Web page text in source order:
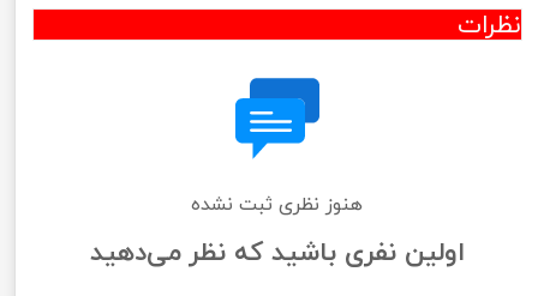
نظرات
هنوز نظری ثبت نشده
اولین نفری باشید که نظر می‌دهید